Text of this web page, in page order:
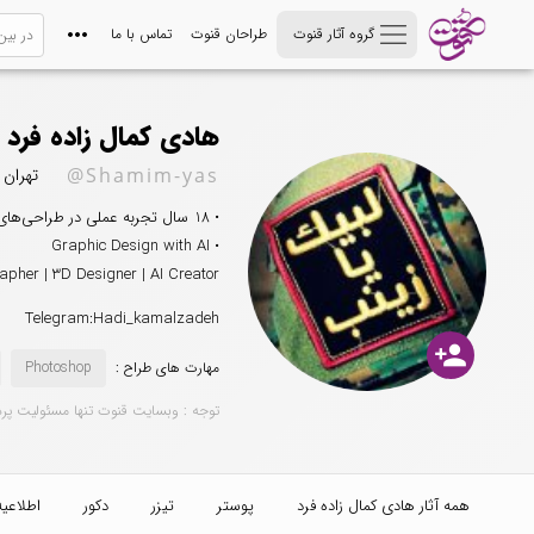
گروه آثار قنوت طراحان قنوت تماس با ما
person_add
هادی کمال زاده فرد
@Shamim-yas تهران
• 18 سال تجربه عملی در طراحی‌های مذهبی، هویت بصری و پروژه‌های تبلیغاتی
• Graphic Design with AI
| 3D Designer | AI Creator
Telegram:Hadi_kamalzadeh
مهارت های طراح : Photoshop
توجه : وبسایت قنوت تنها مسئولیت
همه آثار هادی کمال زاده فرد پوستر تیزر دکور